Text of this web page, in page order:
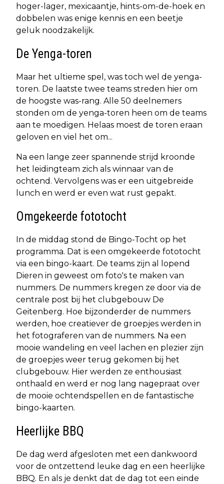
hoger-lager, mexicaantje, hints-om-de-hoek en
dobbelen was enige kennis en een beetje
geluk noodzakelijk.
De Yenga-toren
Maar het ultieme spel, was toch wel de yenga-
toren. De laatste twee teams streden hier om
de hoogste was-rang. Alle 50 deelnemers
stonden om de yenga-toren heen om de teams
aan te moedigen. Helaas moest de toren eraan
geloven en viel het om...
Na een lange zeer spannende strijd kroonde
het leidingteam zich als winnaar van de
ochtend. Vervolgens was er een uitgebreide
lunch en werd er even wat rust gepakt.
Omgekeerde fototocht
In de middag stond de Bingo-Tocht op het
programma. Dat is een omgekeerde fototocht
via een bingo-kaart. De teams zijn al lopend
Dieren in geweest om foto's te maken van
nummers. De nummers kregen ze door via de
centrale post bij het clubgebouw De
Geitenberg. Hoe bijzonderder de nummers
werden, hoe creatiever de groepjes werden in
het fotograferen van de nummers. Na een
mooie wandeling en veel lachen en plezier zijn
de groepjes weer terug gekomen bij het
clubgebouw. Hier werden ze enthousiast
onthaald en werd er nog lang nagepraat over
de mooie ochtendspellen en de fantastische
bingo-kaarten.
Heerlijke BBQ
De dag werd afgesloten met een dankwoord
voor de ontzettend leuke dag en een heerlijke
BBQ. En als je denkt dat de dag tot een einde